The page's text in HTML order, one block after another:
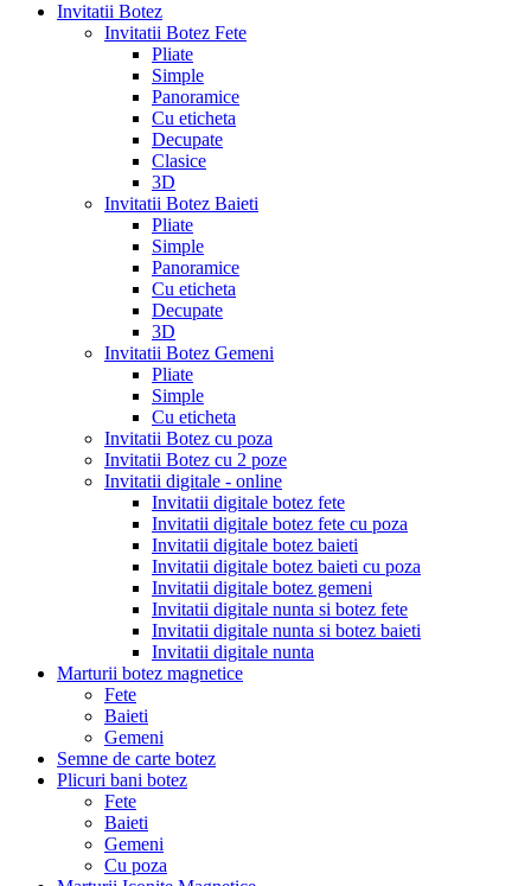
Invitatii Botez
Invitatii Botez Fete
Pliate
Simple
Panoramice
Cu eticheta
Decupate
Clasice
3D
Invitatii Botez Baieti
Pliate
Simple
Panoramice
Cu eticheta
Decupate
3D
Invitatii Botez Gemeni
Pliate
Simple
Cu eticheta
Invitatii Botez cu poza
Invitatii Botez cu 2 poze
Invitatii digitale - online
Invitatii digitale botez fete
Invitatii digitale botez fete cu poza
Invitatii digitale botez baieti
Invitatii digitale botez baieti cu poza
Invitatii digitale botez gemeni
Invitatii digitale nunta si botez fete
Invitatii digitale nunta si botez baieti
Invitatii digitale nunta
Marturii botez magnetice
Fete
Baieti
Gemeni
Semne de carte botez
Plicuri bani botez
Fete
Baieti
Gemeni
Cu poza